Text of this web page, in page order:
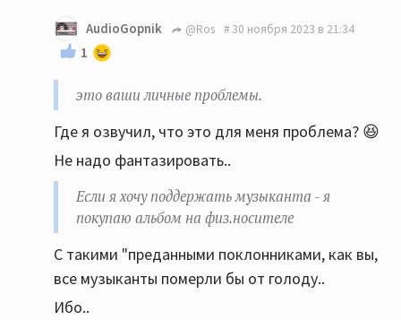
Действительно, зачем платить, когда можно
своровать??)))
Если нравится дяде-буржую платить денежку за
его услуги по предоставлению музыки, это ваши
личные проблемы.
Если я хочу поддержать музыканта - я покупаю
альбом на физ.носителе. ТОЛЬКО наличие
физической копии является подтверждением
того, что вы купили альбом (не читаем
маленькие буковки на обратной стороне
обложки про копирование только) а уж башлять
денюжки буржуям, за пользование их сервисом,
AudioGopnik @Ros 30 ноября 2023 в 21:34
1
это ваши личные проблемы.
Где я озвучил, что это для меня проблема? 😆
Не надо фантазировать..
Если я хочу поддержать музыканта - я
покупаю альбом на физ.носителе
С такими "преданными поклонниками, как вы,
все музыканты померли бы от голоду..
Ибо..